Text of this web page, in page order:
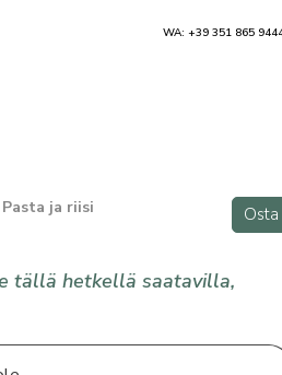
Pasta ja riisi Osta
tällä hetkellä saatavilla,
WA: +39 351 865